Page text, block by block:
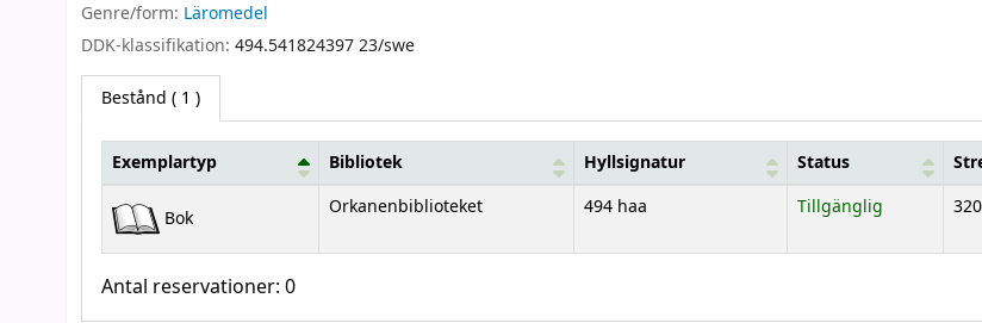
Genre/form: Läromedel
DDK-klassifikation: 494.541824397 23/swe
Bestånd ( 1 )
Bestånd
Exemplartyp Bibliotek Hyllsignatur Status
Bok Orkanenbiblioteket 494 haa Tillgänglig
Antal reservationer: 0